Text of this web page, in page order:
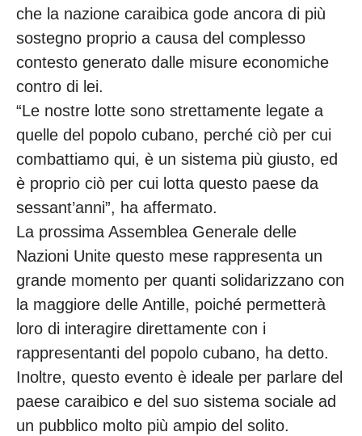
che la nazione caraibica gode ancora di più
sostegno proprio a causa del complesso
contesto generato dalle misure economiche
contro di lei.
“Le nostre lotte sono strettamente legate a
quelle del popolo cubano, perché ciò per cui
combattiamo qui, è un sistema più giusto, ed
è proprio ciò per cui lotta questo paese da
sessant’anni”, ha affermato.
La prossima Assemblea Generale delle
Nazioni Unite questo mese rappresenta un
grande momento per quanti solidarizzano con
la maggiore delle Antille, poiché permetterà
loro di interagire direttamente con i
rappresentanti del popolo cubano, ha detto.
Inoltre, questo evento è ideale per parlare del
paese caraibico e del suo sistema sociale ad
un pubblico molto più ampio del solito.